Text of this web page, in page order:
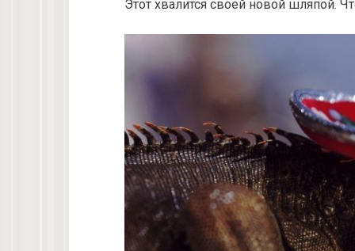
Этот хвалится своей новой шляпой.